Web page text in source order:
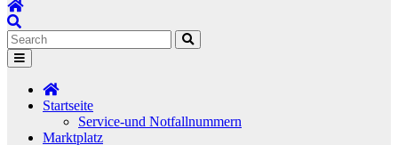
Startseite
Service-und Notfallnummern
Marktplatz